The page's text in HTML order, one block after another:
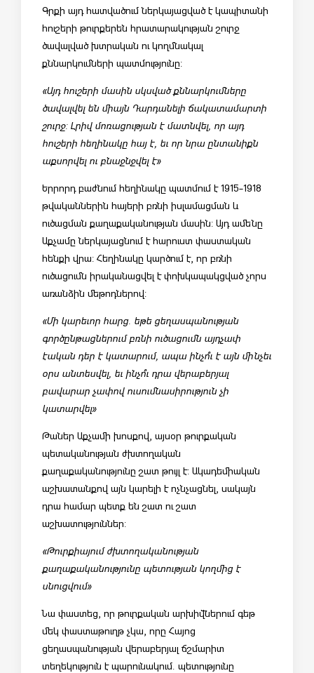
Գրքի այդ հատվածում ներկայացված է կապիտանի
հուշերի թուրքերեն հրատարակության շուրջ
ծավալված խտրական ու կողմնակալ
քննարկումների պատմությունը:
«Այդ հուշերի մասին սկսված քննարկումները
ծավալվել են միայն Դարդանելի ճակատամարտի
շուրջ: Լրիվ մոռացության է մատնվել, որ այդ
հուշերի հեղինակը հայ է, եւ որ նրա ընտանիքն
աքսորվել ու բնաջնջվել է»
Երրորդ բաժնում հեղինակը պատմում է 1915-1918
թվականներին հայերի բռնի իսլամացման և
ուծացման քաղաքականության մասին: Այդ ամենը
Աքչամը ներկայացնում է հարուստ փաստական
հենքի վրա: Հեղինակը կարծում է, որ բռնի
ուծացումն իրականացվել է փոխկապակցված չորս
առանձին մեթոդներով:
«Մի կարեւոր հարց. եթե ցեղասպանության
գործընթացներում բռնի ուծացումն այդչափ
էական դեր է կատարում, ապա ինչո՞ւ է այն մինչեւ
օրս անտեսվել, եւ ինչո՞ւ դրա վերաբերյալ
բավարար չափով ուսումնասիրություն չի
կատարվել»
Թաներ Աքչամի խոսքով, այսօր թուրքական
պետականության ժխտողական
քաղաքականությունը շատ թույլ է: Ակադեմիական
աշխատանքով այն կարելի է ոչնչացնել, սակայն
դրա համար պետք են շատ ու շատ
աշխատություններ:
«Թուրքիայում ժխտողականության
քաղաքականությունը պետության կողմից է
սնուցվում»
Նա փաստեց, որ թուրքական արխիվներում գեթ
մեկ փաստաթուղթ չկա, որը Հայոց
ցեղասպանության վերաբերյալ ճշմարիտ
տեղեկություն է պարունակում. պետությունը